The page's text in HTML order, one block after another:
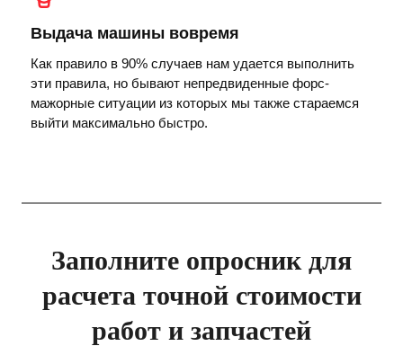
Выдача машины вовремя
Как правило в 90% случаев нам удается выполнить
эти правила, но бывают непредвиденные форс-
мажорные ситуации из которых мы также стараемся
выйти максимально быстро.
Заполните опросник для
расчета точной стоимости
работ и запчастей